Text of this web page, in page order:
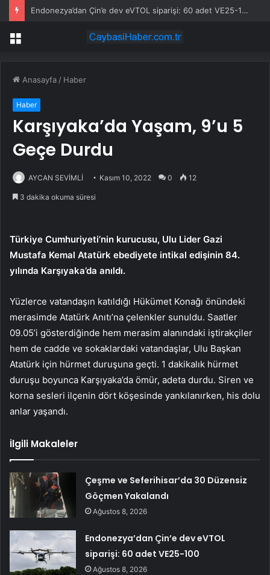
Endonezya’dan Çin’e dev eVTOL siparişi: 60 adet VE25-100
Menü
Anasayfa / Haber
Haber
Karşıyaka’da Yaşam, 9’u 5
Geçe Durdu
AYCAN SEVİMLİ Kasım 10, 2022 0 12
3 dakika okuma süresi
Türkiye Cumhuriyeti’nin kurucusu, Ulu Lider Gazi
Mustafa Kemal Atatürk ebediyete intikal edişinin 84.
yılında Karşıyaka’da anıldı.
Yüzlerce vatandaşın katıldığı Hükümet Konağı önündeki
merasimde Atatürk Anıtı’na çelenkler sunuldu. Saatler
09.05’i gösterdiğinde hem merasim alanındaki iştirakçiler
hem de cadde ve sokaklardaki vatandaşlar, Ulu Başkan
Atatürk için hürmet duruşuna geçti. 1 dakikalık hürmet
duruşu boyunca Karşıyaka’da ömür, adeta durdu. Siren ve
korna sesleri ilçenin dört köşesinde yankılanırken, his dolu
anlar yaşandı.
İlgili Makaleler
Çeşme ve Seferihisar’da 30 Düzensiz
Göçmen Yakalandı
Ağustos 8, 2026
Endonezya’dan Çin’e dev eVTOL
siparişi: 60 adet VE25-100
Ağustos 8, 2026